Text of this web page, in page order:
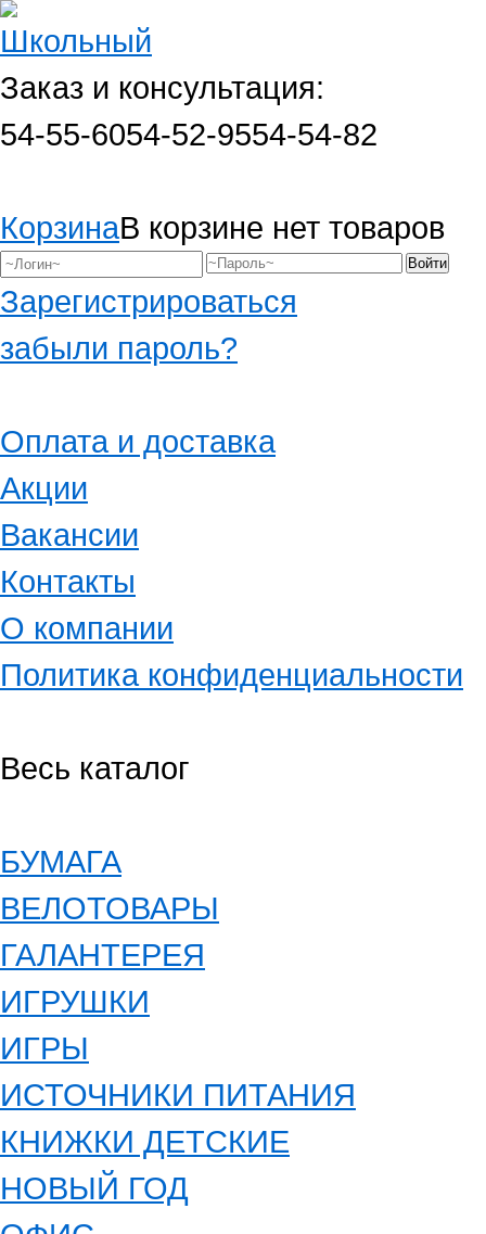
Заказ и консультация:
54-55-6054-52-9554-54-82
КорзинаВ корзине нет товаров
Зарегистрироваться
забыли пароль?
Оплата и доставка
Акции
Вакансии
Контакты
О компании
Политика конфиденциальности
Весь каталог
БУМАГА
ВЕЛОТОВАРЫ
ГАЛАНТЕРЕЯ
ИГРУШКИ
ИГРЫ
ИСТОЧНИКИ ПИТАНИЯ
КНИЖКИ ДЕТСКИЕ
НОВЫЙ ГОД